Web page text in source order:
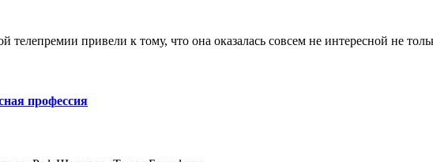
телепремии привели к тому, что она оказалась совсем не интересной не
профессия